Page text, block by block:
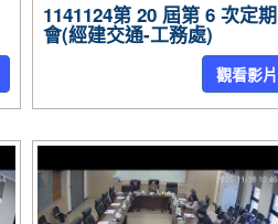
1141124第 20 屆第 6 次定期
會(經建交通-工務處)
觀看影片